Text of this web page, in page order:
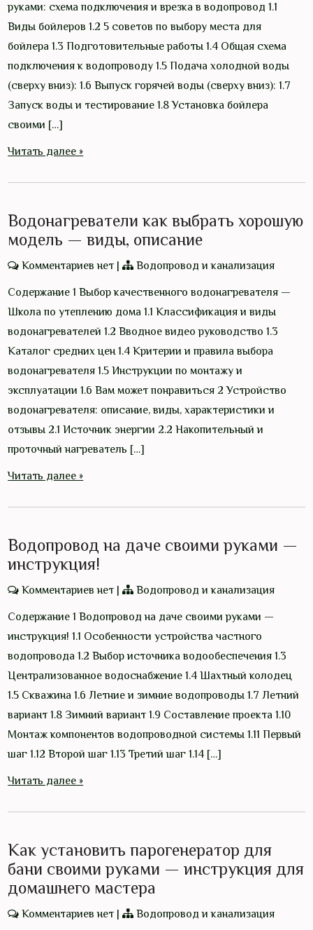
руками: схема подключения и врезка в водопровод 1.1
Виды бойлеров 1.2 5 советов по выбору места для
бойлера 1.3 Подготовительные работы 1.4 Общая схема
подключения к водопроводу 1.5 Подача холодной воды
(сверху вниз): 1.6 Выпуск горячей воды (сверху вниз): 1.7
Запуск воды и тестирование 1.8 Установка бойлера
своими […]
Читать далее »
Водонагреватели как выбрать хорошую
модель — виды, описание
Комментариев нет | Водопровод и канализация
Содержание 1 Выбор качественного водонагревателя —
Школа по утеплению дома 1.1 Классификация и виды
водонагревателей 1.2 Вводное видео руководство 1.3
Каталог средних цен 1.4 Критерии и правила выбора
водонагревателя 1.5 Инструкции по монтажу и
эксплуатации 1.6 Вам может понравиться 2 Устройство
водонагревателя: описание, виды, характеристики и
отзывы 2.1 Источник энергии 2.2 Накопительный и
проточный нагреватель […]
Читать далее »
Водопровод на даче своими руками —
инструкция!
Комментариев нет | Водопровод и канализация
Содержание 1 Водопровод на даче своими руками —
инструкция! 1.1 Особенности устройства частного
водопровода 1.2 Выбор источника водообеспечения 1.3
Централизованное водоснабжение 1.4 Шахтный колодец
1.5 Скважина 1.6 Летние и зимние водопроводы 1.7 Летний
вариант 1.8 Зимний вариант 1.9 Составление проекта 1.10
Монтаж компонентов водопроводной системы 1.11 Первый
шаг 1.12 Второй шаг 1.13 Третий шаг 1.14 […]
Читать далее »
Как установить парогенератор для
бани своими руками — инструкция для
домашнего мастера
Комментариев нет | Водопровод и канализация